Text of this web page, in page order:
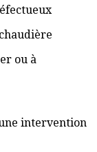
ou à
intervention